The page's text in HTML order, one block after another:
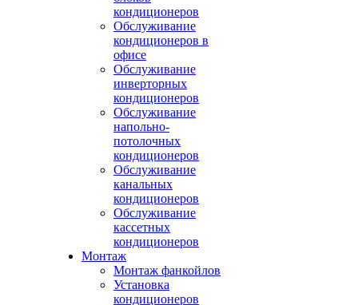
кондиционеров
Обслуживание
кондиционеров в
офисе
Обслуживание
инверторных
кондиционеров
Обслуживание
напольно-
потолочных
кондиционеров
Обслуживание
канальных
кондиционеров
Обслуживание
кассетных
кондиционеров
Монтаж
Монтаж фанкойлов
Установка
кондиционеров